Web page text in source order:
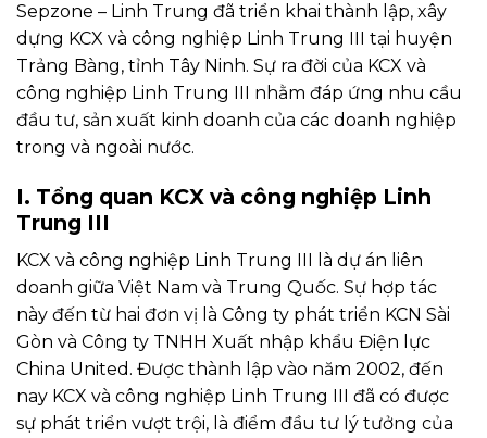
Sepzone – Linh Trung đã triển khai thành lập, xây
dựng KCX và công nghiệp Linh Trung III tại huyện
Trảng Bàng, tỉnh Tây Ninh. Sự ra đời của KCX và
công nghiệp Linh Trung III nhằm đáp ứng nhu cầu
đầu tư, sản xuất kinh doanh của các doanh nghiệp
trong và ngoài nước.
I. Tổng quan KCX và công nghiệp Linh
Trung III
KCX và công nghiệp Linh Trung III là dự án liên
doanh giữa Việt Nam và Trung Quốc. Sự hợp tác
này đến từ hai đơn vị là Công ty phát triển KCN Sài
Gòn và Công ty TNHH Xuất nhập khẩu Điện lực
China United. Được thành lập vào năm 2002, đến
nay KCX và công nghiệp Linh Trung III đã có được
sự phát triển vượt trội, là điểm đầu tư lý tưởng của